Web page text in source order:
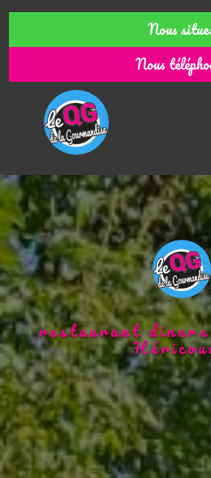
Nous
Nous
restaurant